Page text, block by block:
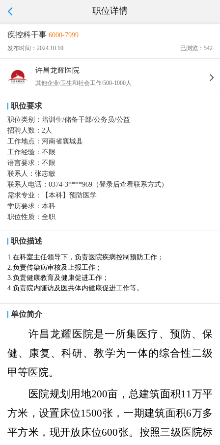
职位详情
疾控科干事 6000-7999
发布时间：2024.10.10 已浏览：542
许昌龙耀医院
其他企业/卫生和社会工作/500-1000人
职位要求
职位类别： 培训生/储备干部/公务员/公益
招聘人数： 2人
工作地点： 河南省襄城县
工作经验： 不限
语言要求： 不限
联系人： 张志敏
联系人电话： 0374-3****969（登录后查看联系方式）
需求专业：
【本科】预防医学
学历要求： 本科
职位性质： 全职
职位描述
1.在科室主任领导下，负责医院疾病控制预防工作；
2.负责传染病审核及上报工作；
3.负责健康教育及健康促进工作；
4.负责院内随访及医共体内健康促进工作等。
单位简介
许昌龙耀医院是一所集医疗、预防、保
健、康复、科研、教学为一体的综合性二级
甲等医院。
医院规划用地200亩，总建筑面积11万平
方米，设置床位1500张，一期建筑面积6万多
平方米，现开放床位600张。按照三级医院标